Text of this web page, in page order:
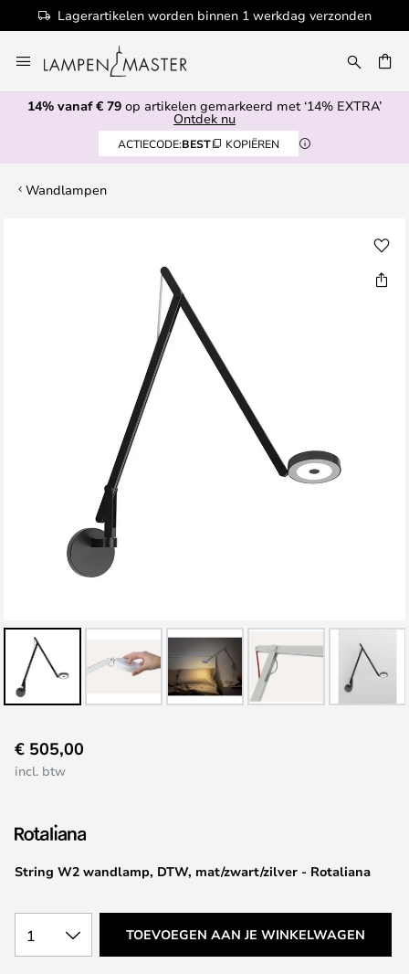
Lagerartikelen worden binnen 1 werkdag verzonden
naar
de
inhoud
14% vanaf € 79 op artikelen gemarkeerd met ‘14% EXTRA’
Ontdek nu
ACTIECODE:BEST KOPIËREN
Wandlampen
naar
het
van
de
afbeeldingen-
String W2 wandlamp, DTW, mat/zwart/zilver - Rotaliana
€ 505,00
incl. btw
1 TOEVOEGEN AAN JE WINKELWAGEN